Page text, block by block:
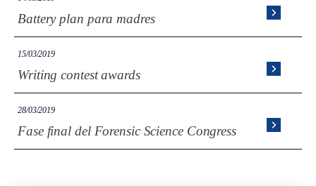
Battery plan para madres
15/03/2019
Writing contest awards
28/03/2019
Fase final del Forensic Science Congress